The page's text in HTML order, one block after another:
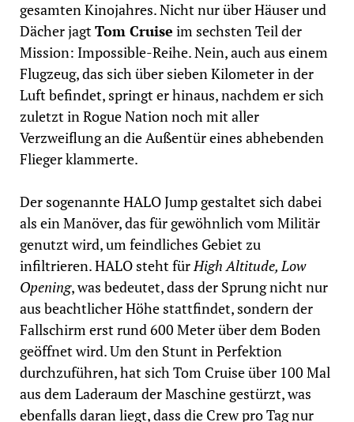
gesamten Kinojahres. Nicht nur über Häuser und
Dächer jagtTom Cruise im sechsten Teil der
Mission: Impossible-Reihe. Nein, auch aus einem
Flugzeug, das sich über sieben Kilometer in der
Luft befindet, springt er hinaus, nachdem er sich
zuletzt in Rogue Nation noch mit aller
Verzweiflung an die Außentür eines abhebenden
Flieger klammerte.
Der sogenannte HALO Jump gestaltet sich dabei
als ein Manöver, das für gewöhnlich vom Militär
genutzt wird, um feindliches Gebiet zu
infiltrieren. HALO steht fürHigh Altitude, Low
Opening, was bedeutet, dass der Sprung nicht nur
aus beachtlicher Höhe stattfindet, sondern der
Fallschirm erst rund 600 Meter über dem Boden
geöffnet wird. Um den Stunt in Perfektion
durchzuführen, hat sich Tom Cruise über 100 Mal
aus dem Laderaum der Maschine gestürzt, was
ebenfalls daran liegt, dass die Crew pro Tag nur